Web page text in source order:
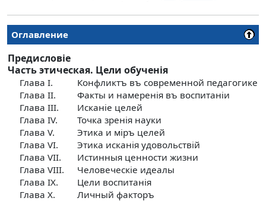
Оглавление
Предисловiе
Часть этическая. Цели обученiя
Глава I.
Конфликтъ въ современной педагогике
Глава II.
Факты и намеренiя въ воспитанiи
Глава III.
Исканiе целей
Глава IV.
Точка зренiя науки
Глава V.
Этика и мiръ целей
Глава VI.
Этика исканiя удовольствiй
Глава VII.
Истинныя ценности жизни
Глава VIII.
Человеческiе идеалы
Глава IX.
Цели воспитанiя
Глава X.
Личный факторъ